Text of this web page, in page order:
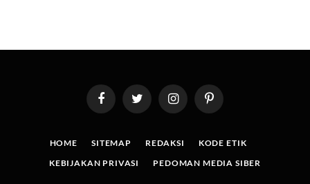
FacebookTwitter InstagramPinterest
HOME SITEMAP REDAKSI
KODE ETIK
KEBIJAKAN PRIVASI
PEDOMAN MEDIA SIBER